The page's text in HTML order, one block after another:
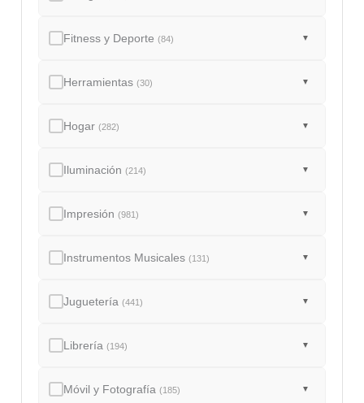
Fitness y Deporte(84) ▼
Herramientas(30) ▼
Hogar(282) ▼
Iluminación(214) ▼
Impresión(981) ▼
Instrumentos Musicales(131) ▼
Juguetería(441) ▼
Librería(194) ▼
Móvil y Fotografía(185) ▼